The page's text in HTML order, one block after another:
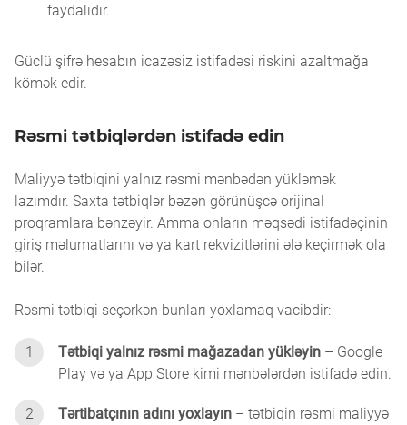
faydalıdır.
Güclü şifrə hesabın icazəsiz istifadəsi riskini azaltmağa
kömək edir.
Rəsmi tətbiqlərdən istifadə edin
Maliyyə tətbiqini yalnız rəsmi mənbədən yükləmək
lazımdır. Saxta tətbiqlər bəzən görünüşcə orijinal
proqramlara bənzəyir. Amma onların məqsədi istifadəçinin
giriş məlumatlarını və ya kart rekvizitlərini ələ keçirmək ola
bilər.
Rəsmi tətbiqi seçərkən bunları yoxlamaq vacibdir:
1 Tətbiqi yalnız rəsmi mağazadan yükləyin – Google
Play və ya App Store kimi mənbələrdən istifadə edin.
2 Tərtibatçının adını yoxlayın – tətbiqin rəsmi maliyyə